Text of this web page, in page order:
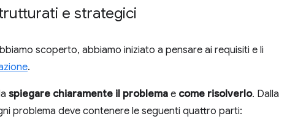
e strategici
scoperto, abbiamo iniziato a pensare ai requisiti e li
.
spiegare chiaramente il problema e come risolverlo. Dalla
problema deve contenere le seguenti quattro parti: